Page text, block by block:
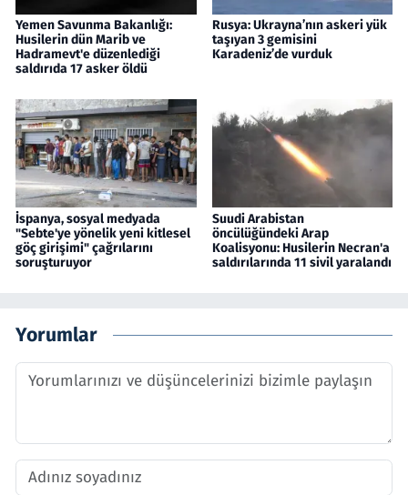
Yemen Savunma Bakanlığı:
Husilerin dün Marib ve
Hadramevt'e düzenlediği
saldırıda 17 asker öldü
Rusya: Ukrayna’nın askeri yük
taşıyan 3 gemisini
Karadeniz’de vurduk
İspanya, sosyal medyada
"Sebte'ye yönelik yeni kitlesel
göç girişimi" çağrılarını
soruşturuyor
Suudi Arabistan
öncülüğündeki Arap
Koalisyonu: Husilerin Necran'a
saldırılarında 11 sivil yaralandı
Yorumlar